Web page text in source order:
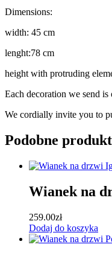
Dimensions:
width: 45 cm
lenght:78 cm
height with protruding
Each decoration we send
We cordially invite you to
Podobne
Wianek na
259.00zł
Dodaj do koszyka